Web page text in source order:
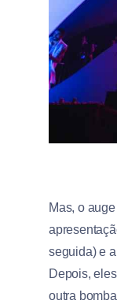
Mas, o
seguida) e
Depois,
outra